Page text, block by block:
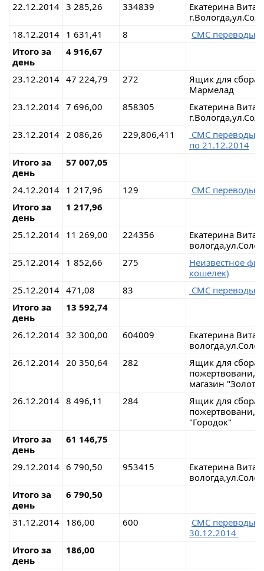
22.12.2014 3 285,26 334839
Екатерина
18.12.2014
1 631,41 8
СМС
Итого за
день
4 916,67
23.12.2014 47 224,79 272
Ящик для сбора
Мармелад
23.12.2014 7 696,00 858305
Екатерина
23.12.2014 2 086,26 229,806,411
СМС
по 21.12.2014
Итого за
день
57 007,05
24.12.2014 1 217,96 129
СМС
Итого за
день
1 217,96
25.12.2014 11 269,00 224356
Екатерина
25.12.2014
1 852,66 275
Неизвестное
кошелек)
25.12.2014 471,08 83
СМС
Итого за
день
13 592,74
26.12.2014 32 300,00 604009
Екатерина
26.12.2014 20 350,64 282
Ящик для сбора
магазин
26.12.2014 8 496,11 284
Ящик для сбора
"Городок"
Итого за
день
61 146,75
29.12.2014 6 790,50 953415
Екатерина
Итого за
день
6 790,50
31.12.2014 186,00 600
СМС
30.12.2014
Итого за
день
186,00